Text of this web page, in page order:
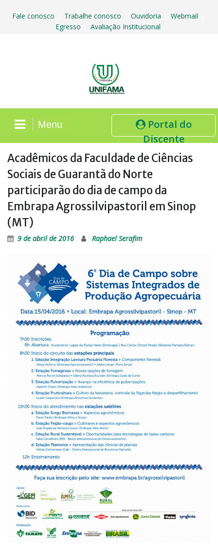
Fale conosco Trabalhe conosco Ouvidoria Webmail
Egresso Avaliação Institucional
Portal do
Discente
Menu
Acadêmicos da Faculdade de Ciências
Sociais de Guarantã do Norte
participarão do dia de campo da
Embrapa Agrossilvipastoril em Sinop
(MT)
9 de abril de 2016 Raphael Serafim